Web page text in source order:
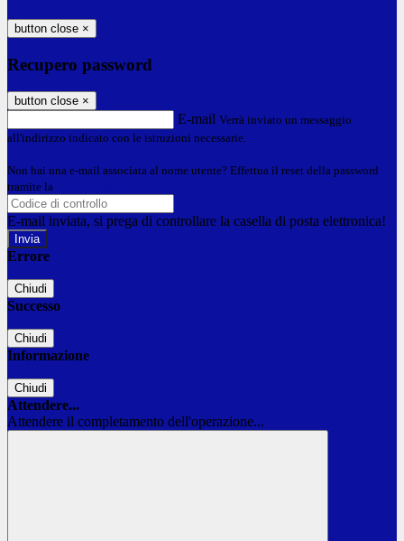
button close ×
Recupero password
button close ×
E-mail Verrà inviato un messaggio
all'indirizzo indicato con le istruzioni necessarie.
Non hai una e-mail associata al nome utente? Effettua il reset della password
tramite la
E-mail inviata, si prega di controllare la casella di posta elettronica!
Errore
Chiudi
Successo
Chiudi
Informazione
Chiudi
Attendere...
Attendere il completamento dell'operazione...